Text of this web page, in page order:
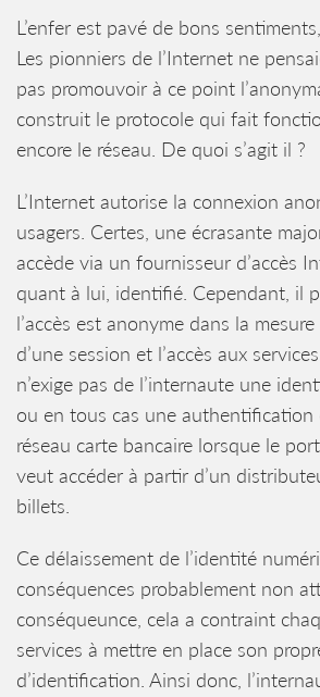
L’enfer est pavé de bons
Les pionniers de l’Internet ne
pas promouvoir à ce point
construit le protocole qui fait
encore le réseau. De quoi s’agit il ?
L’Internet autorise la connexion
usagers. Certes, une écrasante
accède via un fournisseur d’accès
quant à lui, identifié. Cependant, il
l’accès est anonyme dans la
d’une session et l’accès aux
n’exige pas de l’internaute une
ou en tous cas une authentification
réseau carte bancaire lorsque le
veut accéder à partir d’un
billets.
Ce délaissement de l’identité
conséquences probablement non
conséqueunce, cela a contraint
services à mettre en place son
d’identification. Ainsi donc,